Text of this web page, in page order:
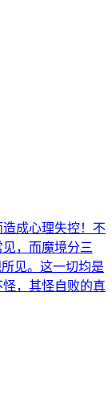
成心理失控！不
，而魔境分三
见。这一切均是
，其怪自败的真